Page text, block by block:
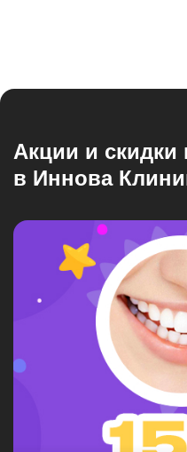
Акции и скидки
в Иннова